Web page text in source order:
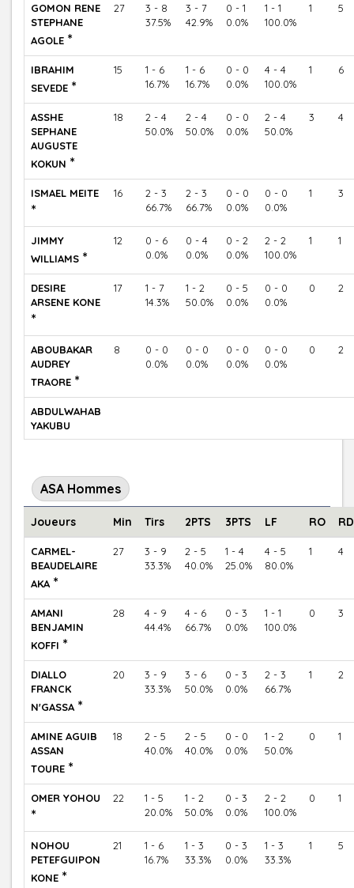
GOMON RENE
STEPHANE
AGOLE *
27
3 - 8
37.5%
3 - 7
42.9%
0 - 1
0.0%
1 - 1
100.0%
1 5
IBRAHIM
SEVEDE *
15
1 - 6
16.7%
1 - 6
16.7%
0 - 0
0.0%
4 - 4
100.0%
1 6
ASSHE
SEPHANE
AUGUSTE
KOKUN *
18
2 - 4
50.0%
2 - 4
50.0%
0 - 0
0.0%
2 - 4
50.0%
3 4
ISMAEL MEITE
*
16
2 - 3
66.7%
2 - 3
66.7%
0 - 0
0.0%
0 - 0
0.0%
1 3
JIMMY
WILLIAMS *
12
0 - 6
0.0%
0 - 4
0.0%
0 - 2
0.0%
2 - 2
100.0%
1 1
DESIRE
ARSENE KONE
*
17
1 - 7
14.3%
1 - 2
50.0%
0 - 5
0.0%
0 - 0
0.0%
0 2
ABOUBAKAR
AUDREY
TRAORE *
8
0 - 0
0.0%
0 - 0
0.0%
0 - 0
0.0%
0 - 0
0.0%
0 2
ABDULWAHAB
YAKUBU
ASA Hommes
Joueurs Min Tirs 2PTS 3PTS LF RO RD
CARMEL-
BEAUDELAIRE
AKA *
27
3 - 9
33.3%
2 - 5
40.0%
1 - 4
25.0%
4 - 5
80.0%
1 4
AMANI
BENJAMIN
KOFFI *
28
4 - 9
44.4%
4 - 6
66.7%
0 - 3
0.0%
1 - 1
100.0%
0 3
DIALLO
FRANCK
N'GASSA *
20
3 - 9
33.3%
3 - 6
50.0%
0 - 3
0.0%
2 - 3
66.7%
1 2
AMINE AGUIB
ASSAN
TOURE *
18
2 - 5
40.0%
2 - 5
40.0%
0 - 0
0.0%
1 - 2
50.0%
0 1
OMER YOHOU
*
22
1 - 5
20.0%
1 - 2
50.0%
0 - 3
0.0%
2 - 2
100.0%
0 1
NOHOU
PETEFGUIPON
KONE *
21
1 - 6
16.7%
1 - 3
33.3%
0 - 3
0.0%
1 - 3
33.3%
1 5